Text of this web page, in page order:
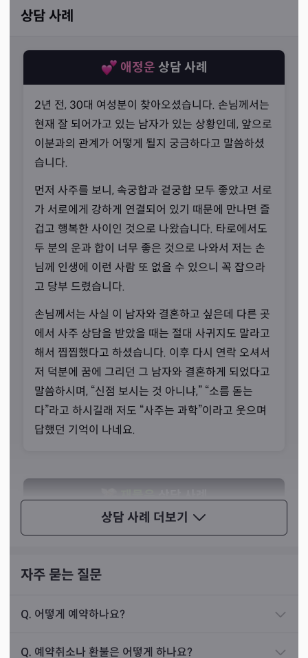
높은 적중률
“채팅 상담도 해드릴 수 있습니다.”
선생님께서는 전체적인 인생의 흐름은 사주로 파악해드리
고, 연애나 양자택일 등 비교적 좁은 범위의 고민에 대해서
는 타로로 디테일하게 보면서 상담을 해드린다고 설명하셨
습니다. 타로는 가까운 미래에 대한 적중률이 높다고 하시
면서요.
상담 사례 더보기
상담 사례
애정운 상담 사례
2년 전, 30대 여성분이 찾아오셨습니다. 손님께서는
현재 잘 되어가고 있는 남자가 있는 상황인데, 앞으로
이분과의 관계가 어떻게 될지 궁금하다고 말씀하셨
습니다.
먼저 사주를 보니, 속궁합과 겉궁합 모두 좋았고 서로
가 서로에게 강하게 연결되어 있기 때문에 만나면 즐
겁고 행복한 사이인 것으로 나왔습니다. 타로에서도
두 분의 운과 합이 너무 좋은 것으로 나와서 저는 손
님께 인생에 이런 사람 또 없을 수 있으니 꼭 잡으라
고 당부 드렸습니다.
손님께서는 사실 이 남자와 결혼하고 싶은데 다른 곳
에서 사주 상담을 받았을 때는 절대 사귀지도 말라고
해서 찝찝했다고 하셨습니다. 이후 다시 연락 오셔서
저 덕분에 꿈에 그리던 그 남자와 결혼하게 되었다고
말씀하시며, “신점 보시는 것 아니냐,” “소름 돋는
다”라고 하시길래 저도 “사주는 과학”이라고 웃으며
답했던 기억이 나네요.
3년 전, 40대 남성분이 찾아오셨습니다. 손님께서는
며, 퇴사하고 새로운 사업을 하는 게 좋을지 아니면
제가 손님의 사주를 보니, 회사를 오래 다닐 수 있는
자주 묻는 질문
Q. 어떻게 예약하나요?
Q. 예약취소나 환불은 어떻게 하나요?